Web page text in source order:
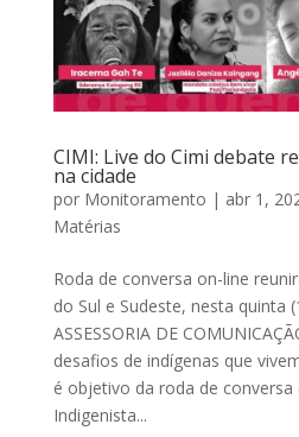
CIMI: Live do Cimi debate
na cidade
por Monitoramento | abr 1,
Matérias
Roda de conversa on-line
do Sul e Sudeste, nesta quinta
ASSESSORIA DE
desafios de indígenas que
é objetivo da roda de
Indigenista...